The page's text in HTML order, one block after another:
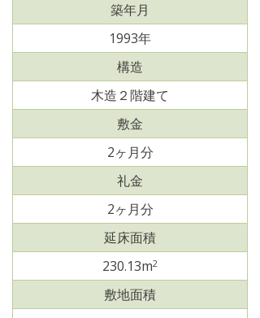
築年月
1993年
構造
木造２階建て
敷金
2ヶ月分
礼金
2ヶ月分
延床面積
230.13m2
敷地面積